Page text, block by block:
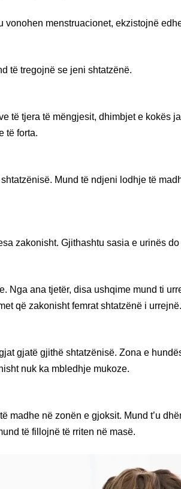
vonohen menstruacionet, ekzistojnë
të tregojnë se jeni shtatzënë.
të tjera të mëngjesit, dhimbjet e kokës
të forta.
Mund të ndjeni lodhje të
zakonisht. Gjithashtu sasia e urinës do
Nga ana tjetër, disa ushqime mund ti
që zakonisht femrat shtatzënë i urrejnë.
gjatë gjithë shtatzënisë. Zona e
nuk ka mbledhje mukoze.
madhe në zonën e gjoksit. Mund t’u
të fillojnë të rriten në masë.